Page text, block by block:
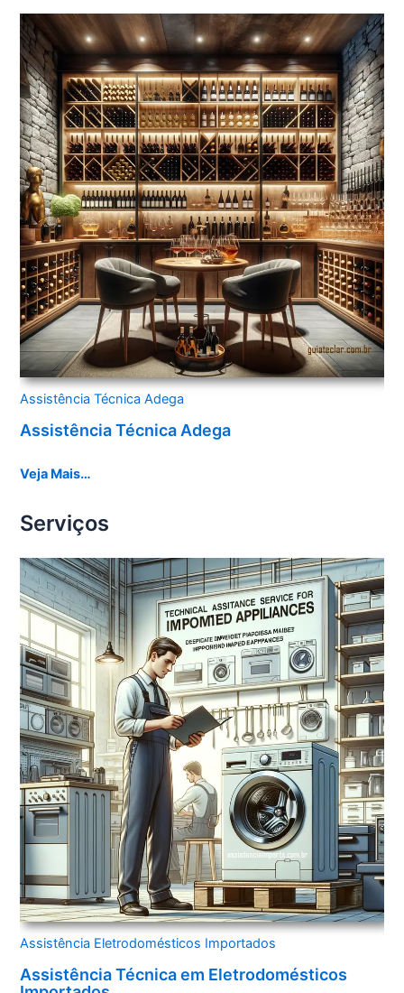
Assistência Técnica Adega
Assistência Técnica Adega
Veja Mais…
Serviços
Assistência Eletrodomésticos Importados
Assistência Técnica em Eletrodomésticos